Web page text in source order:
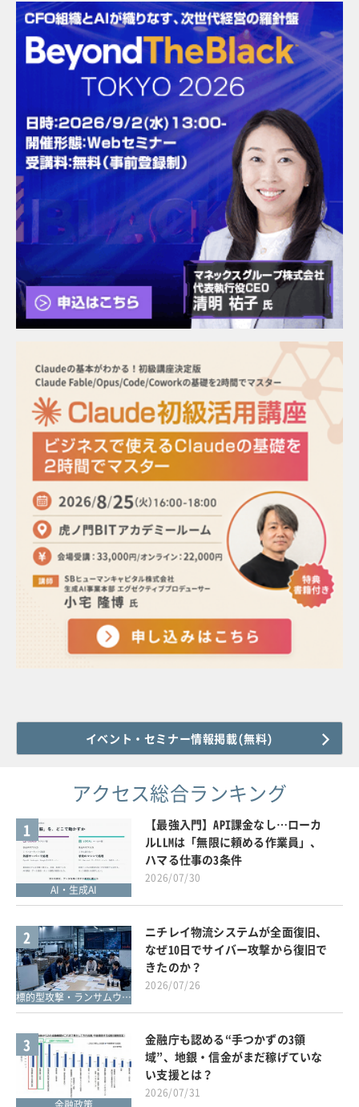
イベント・セミナー情報掲載(無料)
アクセス総合ランキング
1
AI・生成AI
【最強入門】API課金なし…ローカ
ルLLMは「無限に頼める作業員」、
ハマる仕事の3条件
2026/07/30
2
標的型攻撃・ランサムウェア対策
ニチレイ物流システムが全面復旧、
なぜ10日でサイバー攻撃から復旧で
きたのか？
2026/07/26
3
金融庁も認める“手つかずの3領
域”、地銀・信金がまだ稼げていな
い支援とは？
2026/07/31